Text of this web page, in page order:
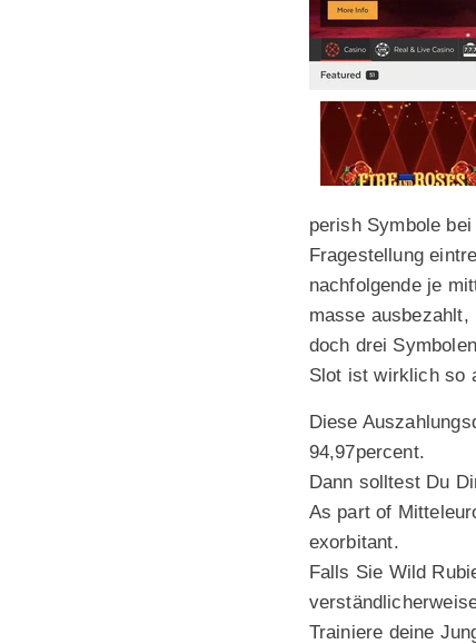
perish Symbole
Fragestellung
nachfolgende je
masse
doch drei
Slot ist wirklich so
Diese
94,97percent.
Dann solltest Du
As part of
exorbitant.
Falls Sie Wild
Trainiere deine